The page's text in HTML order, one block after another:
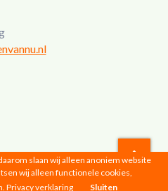
|Privacyverklaring
slaan wij alleen anoniem website
wij alleen functionele cookies,
Privacy verklaring Sluiten